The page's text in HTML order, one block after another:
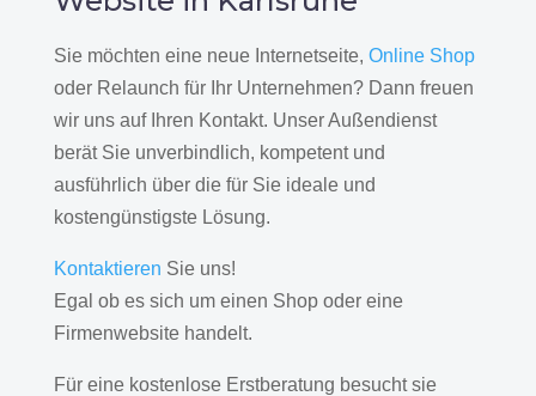
Sie möchten eine neue Internetseite, Online Shop
oder Relaunch für Ihr Unternehmen? Dann freuen
wir uns auf Ihren Kontakt. Unser Außendienst
berät Sie unverbindlich, kompetent und
ausführlich über die für Sie ideale und
kostengünstigste Lösung.
Kontaktieren Sie uns!
Egal ob es sich um einen Shop oder eine
Firmenwebsite handelt.
Für eine kostenlose Erstberatung besucht sie